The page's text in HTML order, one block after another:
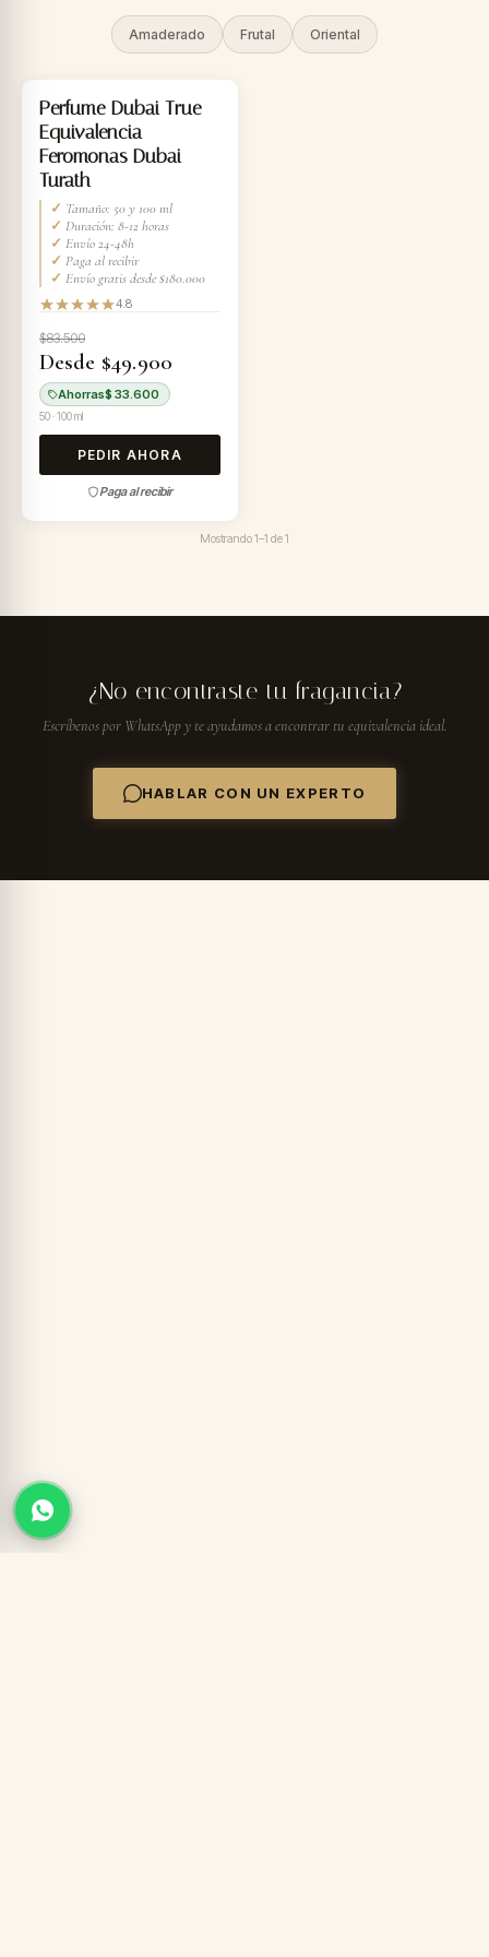
Amaderado Frutal Oriental
-40%
Perfume Dubai True
Equivalencia
Feromonas Dubai
Turath
✓ Tamaño: 50 y 100 ml
✓ Duración: 8-12 horas
✓ Envío 24-48h
✓ Paga al recibir
✓ Envío gratis desde $180.000
4.8
$83.500
Desde $49.900
Ahorras$ 33.600
50 · 100 ml
PEDIR AHORA
Paga al recibir
Mostrando1–1 de1
¿No encontraste tu fragancia?
Escríbenos por WhatsApp y te ayudamos a encontrar tu equivalencia ideal.
HABLAR CON UN EXPERTO